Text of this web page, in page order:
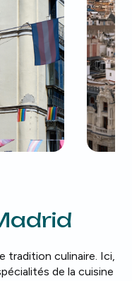
tradition culinaire. Ici,
de la cuisine